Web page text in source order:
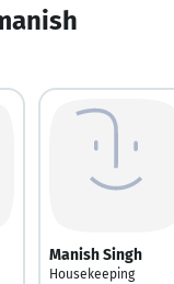
Manish Singh
Housekeeping